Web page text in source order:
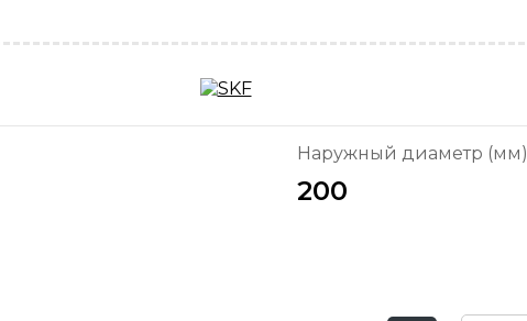
Наружный диаметр (мм)
200